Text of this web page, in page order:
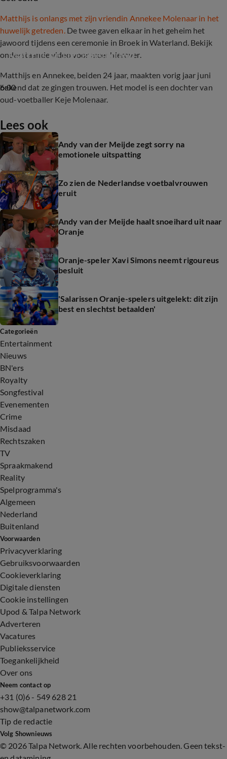
Matthijs is onlangs met zijn vriendin Annekee Molenaar in het
huwelijk getreden. De twee gaven elkaar in het geheim het
jawoord tijdens een ceremonie in Broek in Waterland. Bekijk
onderstaande video voor meer hierover.
6:00
Matthijs de Ligt is getrouwd
Matthijs en Annekee, beiden 24 jaar, maakten vorig jaar juni
bekend dat ze gingen trouwen. Het model is een dochter van
oud-voetballer Keje Molenaar.
Lees ook
Andy van der Meijde zegt sorry na
emotionele uitspatting
Zo zien de Nederlandse voetbalvrouwen
eruit
Andy van der Meijde haalt snoeihard uit naar
Oranje
Oranje-speler Xavi Simons neemt rigoureus
besluit
'Salarissen Oranje-spelers uitgelekt: dit zijn
best en slechtst betaalden'
Categorieën
Entertainment
Nieuws
BN'ers
Royalty
Songfestival
Evenementen
Crime
Misdaad
Rechtszaken
TV
Spraakmakend
Reality
Spelprogramma's
Algemeen
Nederland
Buitenland
Voorwaarden
Privacyverklaring
Gebruiksvoorwaarden
Cookieverklaring
Digitale diensten
Cookie instellingen
Upod & Talpa Network
Adverteren
Vacatures
Publieksservice
Toegankelijkheid
Over ons
Neem contact op
+31 (0)6 - 549 628 21
show@talpanetwork.com
Tip de redactie
Volg Shownieuws
© 2026 Talpa Network. Alle rechten voorbehouden. Geen tekst-